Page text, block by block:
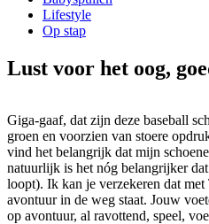
Lifestyle
Op stap
Lust voor het oog,
Giga-gaaf, dat zijn deze baseball
groen en voorzien van stoere
vind het belangrijk dat mijn
natuurlijk is het nóg belangrijker
loopt). Ik kan je verzekeren dat
avontuur in de weg staat. Jouw
op avontuur, al ravottend, speel,